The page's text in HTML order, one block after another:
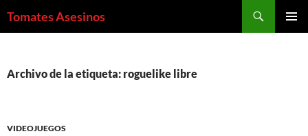
Tomates Asesinos
Archivo de la etiqueta: roguelike libre
VIDEOJUEGOS